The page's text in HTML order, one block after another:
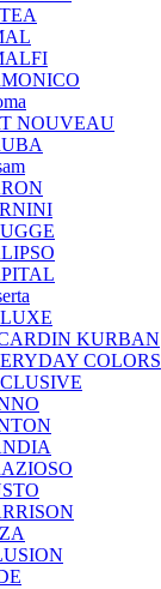
NOUVEAU
KURBAN
COLORS